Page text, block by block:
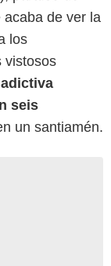
acaba de ver la
los
vistosos
adictiva
seis
un santiamén.